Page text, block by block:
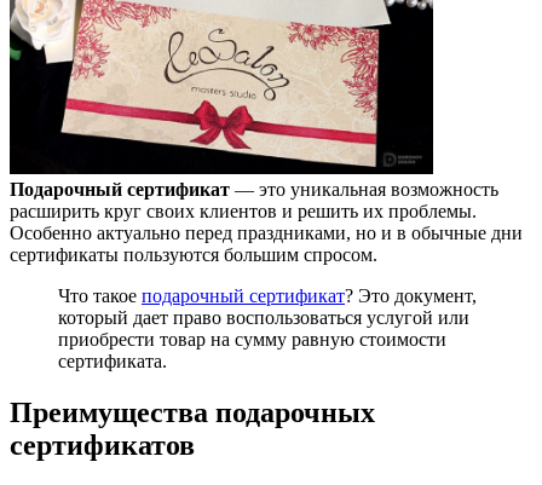
Подарочный сертификат — это уникальная возможность
расширить круг своих клиентов и решить их проблемы.
Особенно актуально перед праздниками, но и в обычные дни
сертификаты пользуются большим спросом.
Что такое подарочный сертификат? Это документ,
который дает право воспользоваться услугой или
приобрести товар на сумму равную стоимости
сертификата.
Преимущества подарочных
сертификатов